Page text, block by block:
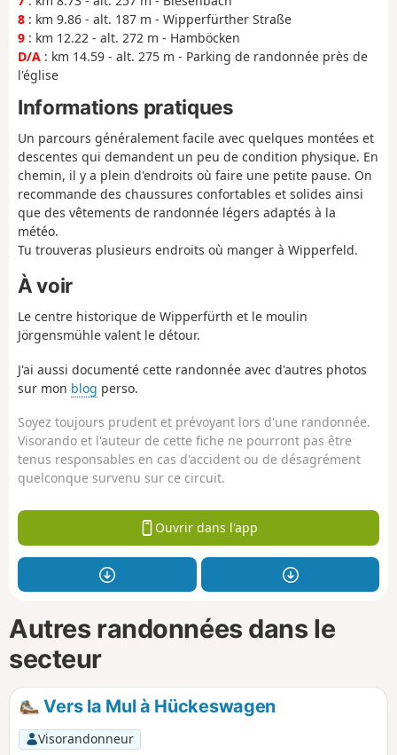
8 : km 9.86 - alt. 187 m - Wipperfürther Straße
9 : km 12.22 - alt. 272 m - Hamböcken
D/A : km 14.59 - alt. 275 m - Parking de randonnée près de
l'église
Informations pratiques
Un parcours généralement facile avec quelques montées et
descentes qui demandent un peu de condition physique. En
chemin, il y a plein d'endroits où faire une petite pause. On
recommande des chaussures confortables et solides ainsi
que des vêtements de randonnée légers adaptés à la
météo.
Tu trouveras plusieurs endroits où manger à Wipperfeld.
À voir
Le centre historique de Wipperfürth et le moulin
Jörgensmühle valent le détour.
J'ai aussi documenté cette randonnée avec d'autres photos
sur mon blog perso.
Soyez toujours prudent et prévoyant lors d'une randonnée.
Visorando et l'auteur de cette fiche ne pourront pas être
tenus responsables en cas d'accident ou de désagrément
quelconque survenu sur ce circuit.
Ouvrir dans l'app
Autres randonnées dans le
secteur
Vers la Mul à Hückeswagen
Visorandonneur